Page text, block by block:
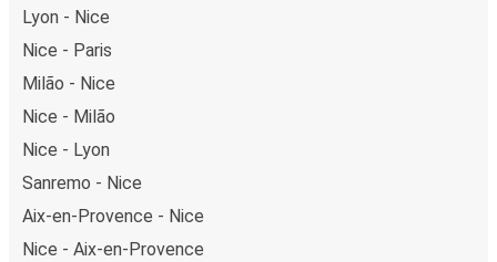
Lyon - Nice
Nice - Paris
Milão - Nice
Nice - Milão
Nice - Lyon
Sanremo - Nice
Aix-en-Provence - Nice
Nice - Aix-en-Provence